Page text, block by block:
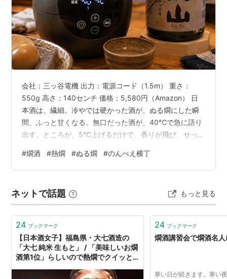
会社：三ッ谷電機 出力：電源コード（1.5m） 重さ：
550g 高さ：140センチ 価格：5,580円（Amazon） 日
本酒は、繊細。冷やでは硬かった酒が、ぬる燗にした瞬
間、ふっと甘くなる。無口だった酒が、40℃で急に語り
出す。ところが、5℃上げるだけで、香りが飛び、せっか
温度で別人になる。だからこそ難しい。レンジでは一気
に熱が入りすぎる。鍋の湯煎では、温度計とにらめっこ
てしまう。 そこで登場するのが、燗酒の救世主。い
や、“救世酒”。 三ッ谷電機の電気酒燗器、「のんべえ横
丁」である。2022…
#燗酒 #熱燗 #ぬる燗 #のんべえ横丁
ネットで話題 もっと見る
24 ブックマーク
【日本酒女子】福島県・大七酒造の
「大七 純米 生もと」 / 「美味しいお燗
酒第1位」らしいので熱燗でクイッと
24 ブックマーク
燗酒講習会で燗酒名
寒い日が続きます。寒い